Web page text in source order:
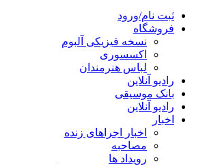
ثبت نام/ورود
فروشگاه
نسخه فیزیکی آلبوم
اکسسوری
لباس هنرمندان
رادیو آنلاین
بانک موسیقی
رادیو آنلاین
اخبار
اخبار اجراهای زنده
مصاحبه
رویداد ها